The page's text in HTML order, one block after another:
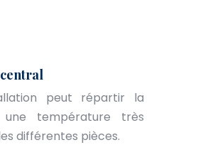
peut répartir la
température très
différentes pièces.